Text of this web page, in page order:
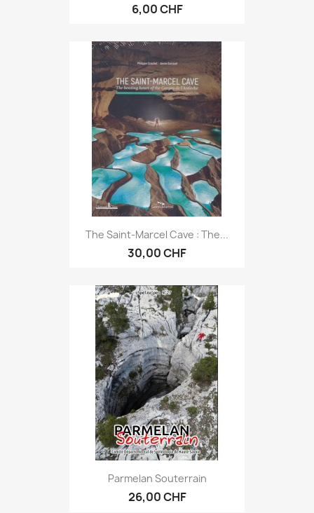
6,00 CHF
The Saint-Marcel Cave : The...
30,00 CHF
Parmelan Souterrain
26,00 CHF